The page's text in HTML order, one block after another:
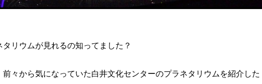
リウムが見れるの知ってました？
々から気になっていた白井文化センターのプラネタリウムを紹介した